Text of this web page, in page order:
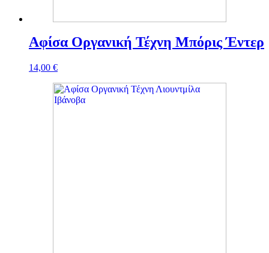
Αφίσα Οργανική Τέχνη Μπόρις Έντερ
14,00 €